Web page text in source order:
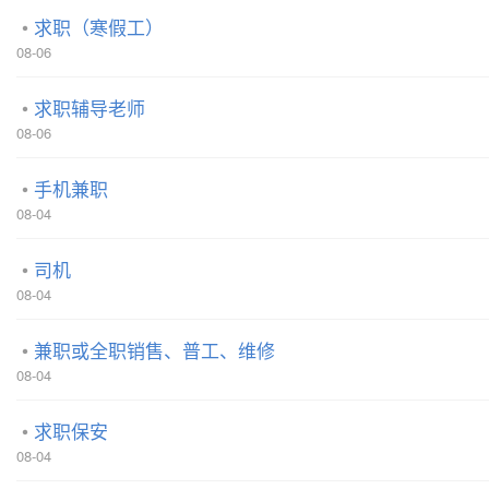
求职（寒假工）
08-06
求职辅导老师
08-06
手机兼职
08-04
司机
08-04
兼职或全职销售、普工、维修
08-04
求职保安
08-04